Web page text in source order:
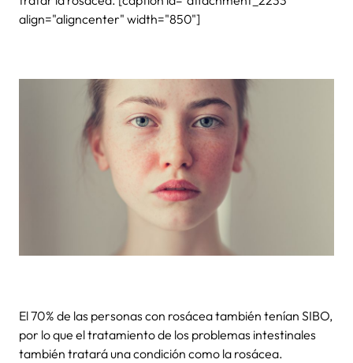
align="aligncenter" width="850"]
El 70% de las personas con rosácea también tenían SIBO,
por lo que el tratamiento de los problemas intestinales
también tratará una condición como la rosácea.